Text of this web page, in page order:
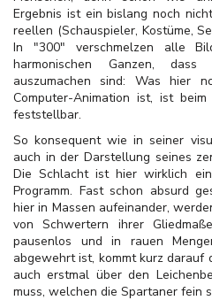
Ergebnis ist ein bislang noch
reellen (Schauspieler, Kostüme,
In "300" verschmelzen alle
harmonischen Ganzen,
auszumachen sind: Was hier
Computer-Animation ist, ist
feststellbar.
So konsequent wie in seiner
auch in der Darstellung seines
Die Schlacht ist hier wirklich
Programm. Fast schon absurd
hier in Massen aufeinander,
von Schwertern ihrer
pausenlos und in rauen
abgewehrt ist, kommt kurz darauf
auch erstmal über den
muss, welchen die Spartaner fein